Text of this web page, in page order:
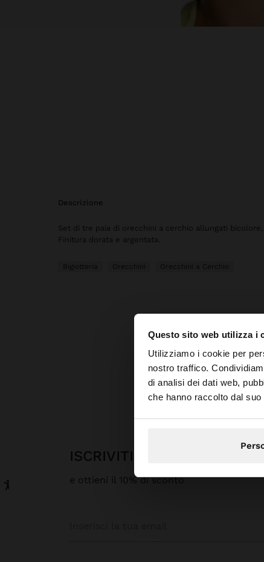
Questo sito web utilizza i
Utilizziamo i cookie per
nostro traffico.
di analisi dei dati web,
che hanno raccolto dal
ciao
Stai accedendo al
descrizione
Set di tre paia di orecchini a cerchio allungati
Finitura dorata e argentata.
Bigiotteria Orecchini Orecchini a Cerchio
ISCRIVITI ALLA NOSTRA
e ottieni il 10% di sconto